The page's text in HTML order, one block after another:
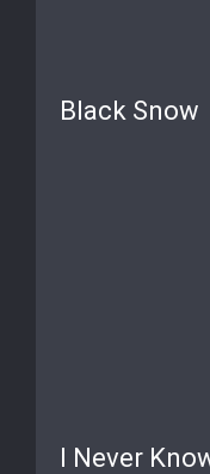
Black Snow
I Never